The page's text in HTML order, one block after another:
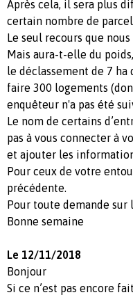
Après cela, il sera plus
certain nombre de
Le seul recours que
Mais aura-t-elle du
le déclassement de 7
faire 300 logements
enquêteur n'a pas été
Le nom de certains
pas à vous connecter à
et ajouter les
Pour ceux de votre
précédente.
Pour toute demande sur
Bonne semaine
Le 12/11/2018
Bonjour
Si ce n’est pas encore